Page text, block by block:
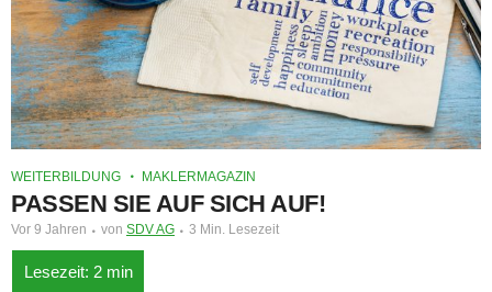
WEITERBILDUNG MAKLERMAGAZIN
PASSEN SIE AUF SICH AUF!
Vor 9 Jahren von SDV AG 3 Min. Lesezeit